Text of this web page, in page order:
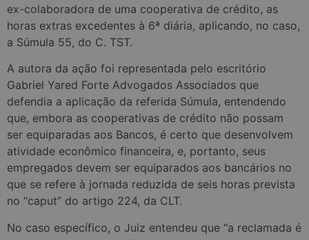
ex-colaboradora de uma cooperativa de crédito, as
horas extras excedentes à 6ª diária, aplicando, no caso,
a Súmula 55, do C. TST.
A autora da ação foi representada pelo escritório
Gabriel Yared Forte Advogados Associados que
defendia a aplicação da referida Súmula, entendendo
que, embora as cooperativas de crédito não possam
ser equiparadas aos Bancos, é certo que desenvolvem
atividade econômico financeira, e, portanto, seus
empregados devem ser equiparados aos bancários no
que se refere à jornada reduzida de seis horas prevista
no “caput” do artigo 224, da CLT.
No caso específico, o Juiz entendeu que “a reclamada é